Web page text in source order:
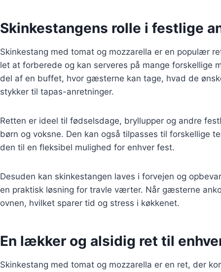
Skinkestangens rolle i festlige
Skinkestang med tomat og mozzarella er en populær
let at forberede og kan serveres på mange forskellige
del af en buffet, hvor gæsterne kan tage, hvad de
stykker til tapas-anretninger.
Retten er ideel til fødselsdage, bryllupper og andre
børn og voksne. Den kan også tilpasses til forskellige
den til en fleksibel mulighed for enhver fest.
Desuden kan skinkestangen laves i forvejen og
en praktisk løsning for travle værter. Når gæsterne
ovnen, hvilket sparer tid og stress i køkkenet.
En lækker og alsidig ret til
Skinkestang med tomat og mozzarella er en ret, der